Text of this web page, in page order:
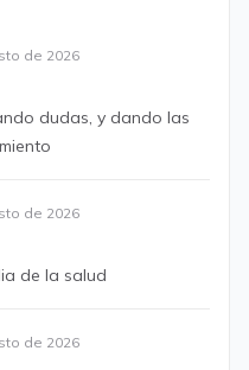
de 2026
dudas, y dando las
de 2026
de la salud
de 2026